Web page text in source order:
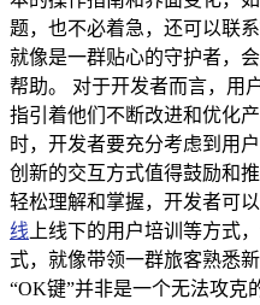
题，也不必着急，还可以联
就像是一群贴心的守护者，
帮助。 对于开发者而言，用
指引着他们不断改进和优化
时，开发者要充分考虑到用
创新的交互方式值得鼓励和
轻松理解和掌握，开发者可
线 上线下的用户培训等方式
式，就像带领一群旅客熟悉
“OK键”并非是一个无法攻克